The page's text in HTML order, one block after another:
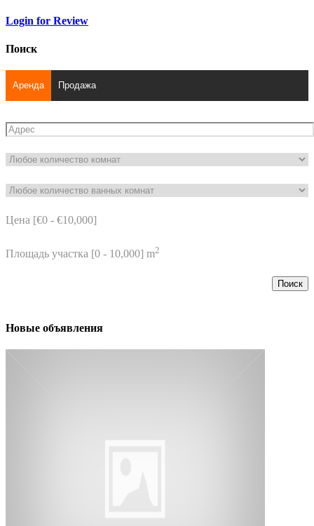
Login for Review
Поиск
Аренда Продажа
Цена [€0 - €10,000]
Площадь участка [0 - 10,000] m2
Поиск
Новые объявления